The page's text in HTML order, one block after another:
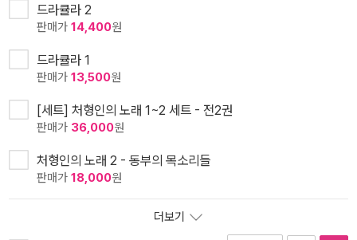
드라큘라 2
판매가 14,400원
드라큘라 1
판매가 13,500원
[세트] 처형인의 노래 1~2 세트 - 전2권
판매가 36,000원
처형인의 노래 2 - 동부의 목소리들
판매가 18,000원
더보기